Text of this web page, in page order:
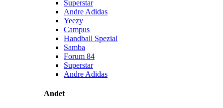
Superstar
Andre Adidas
Yeezy
Campus
Handball Spezial
Samba
Forum 84
Superstar
Andre Adidas
Andet